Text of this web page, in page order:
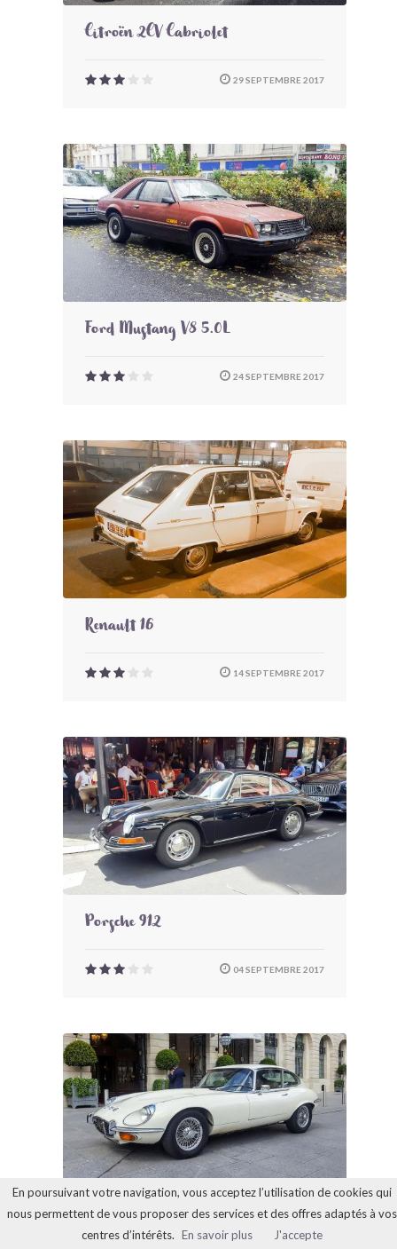
Citroën 2CV Cabriolet
29 SEPTEMBRE 2017
Ford Mustang V8 5.0L
24 SEPTEMBRE 2017
Renault 16
14 SEPTEMBRE 2017
Porsche 912
04 SEPTEMBRE 2017
Jaguar Type E V12
En poursuivant votre navigation, vous acceptez l’utilisation de cookies qui
nous permettent de vous proposer des services et des offres adaptés à vos
centres d’intérêts. En savoir plus J'accepte